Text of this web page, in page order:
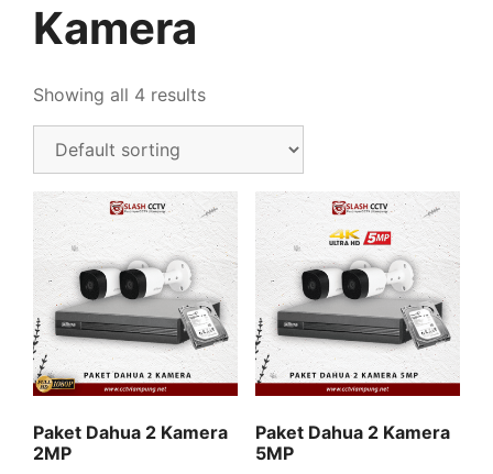
Kamera
Showing all 4 results
Paket Dahua 2 Kamera
2MP
Paket Dahua 2 Kamera
5MP